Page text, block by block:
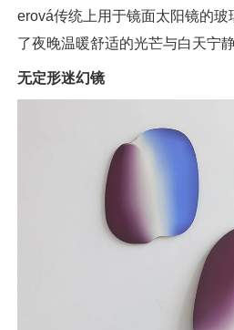
erová传统上用于镜面太阳镜的
了夜晚温暖舒适的光芒与白天宁
无定形迷幻镜